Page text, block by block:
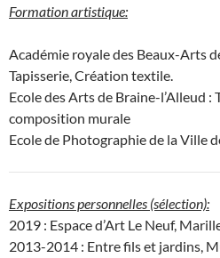
Formation artistique:
Académie royale des Beaux-Arts
Tapisserie, Création textile.
Ecole des Arts de Braine-l’Alleud :
composition murale
Ecole de Photographie de la Ville
Expositions personnelles (sélection):
2019 : Espace d’Art Le Neuf,
2013-2014 : Entre fils et jardins,